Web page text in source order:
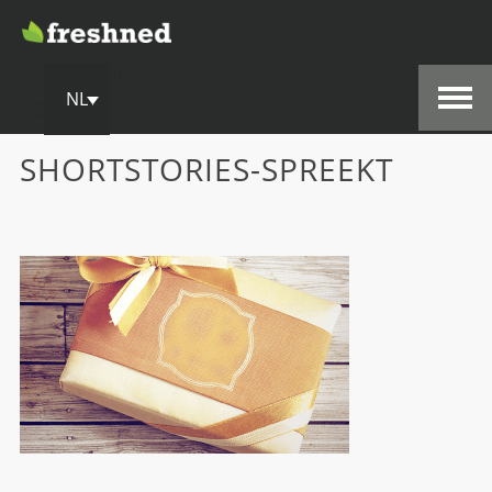
NL
19 juli, 2014
SHORTSTORIES-SPREEKT